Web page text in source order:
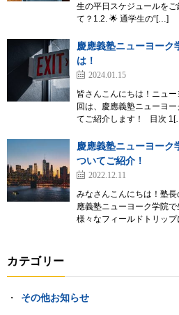
生の平日スケジュールを
て？1.2. 🌟 通学生の“[…]
慶應義塾ニューヨーク
は！
2024.01.15
皆さんこんにちは！ニュ
回は、慶應義塾ニューヨ
てご紹介します！ 目次
慶應義塾ニューヨーク
ついてご紹介！
2022.12.11
みなさんこんにちは！塾
應義塾ニューヨーク学院
様々なフィールドトリッ
カテゴリー
その他お知らせ